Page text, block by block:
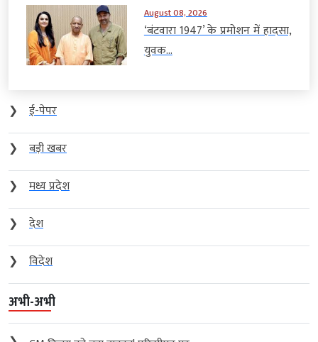
August 08, 2026
‘बंटवारा 1947’ के प्रमोशन में हादसा,
युवक...
❯
ई-पेपर
❯
बड़ी खबर
❯
मध्य प्रदेश
❯
देश
❯
विदेश
अभी-अभी